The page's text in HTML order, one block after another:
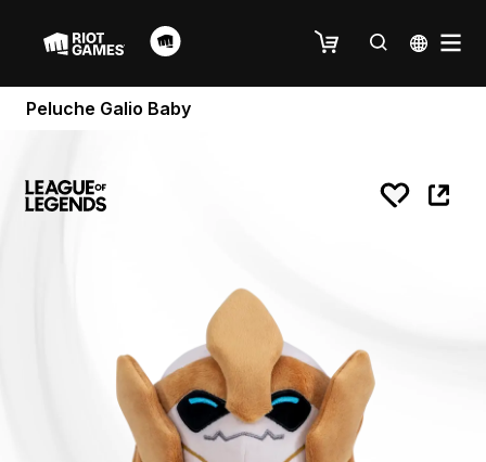
Peluche Galio Baby